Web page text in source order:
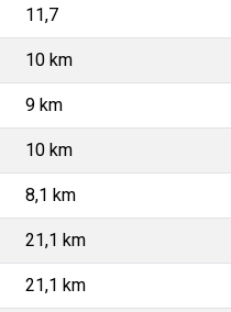
11,7
10 km
9 km
10 km
8,1 km
21,1 km
21,1 km